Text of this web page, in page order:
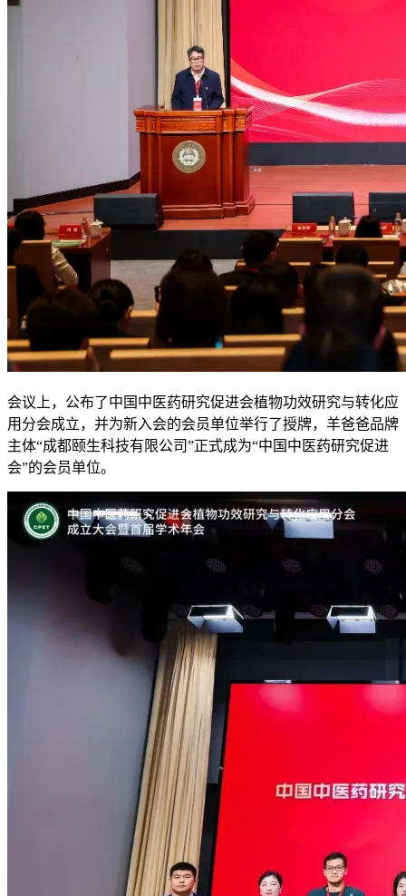
会议上，公布了中国中医药研究促进会植物功效研究与转化应
用分会成立，并为新入会的会员单位举行了授牌，羊爸爸品牌
主体“成都颐生科技有限公司”正式成为“中国中医药研究促进
会”的会员单位。